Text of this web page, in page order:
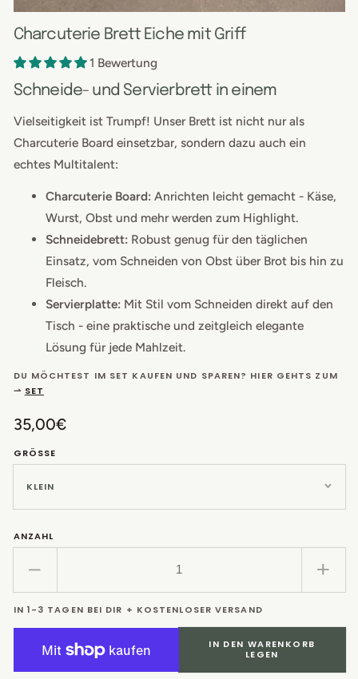
Charcuterie Brett Eiche mit Griff
1 Bewertung
Schneide- und Servierbrett in einem
Vielseitigkeit ist Trumpf! Unser Brett ist nicht nur als
Charcuterie Board einsetzbar, sondern dazu auch ein
echtes Multitalent:
Charcuterie Board:Anrichten leicht gemacht - Käse,
Wurst, Obst und mehr werden zum Highlight.
Schneidebrett:Robust genug für den täglichen
Einsatz, vom Schneiden von Obst über Brot bis hin zu
Fleisch.
Servierplatte:Mit Stil vom Schneiden direkt auf den
Tisch - eine praktische und zeitgleich elegante
Lösung für jede Mahlzeit.
DU MÖCHTEST IM SET KAUFEN UND SPAREN? HIER GEHTS ZUM
⇀ SET
Normaler
Preis
35,00€
GRÖSSE
ANZAHL
die
Menge
für
Charcuterie
Brett
die
für
Brett
IN 1-3 TAGEN BEI DIR + KOSTENLOSER VERSAND
IN DEN WARENKORB
LEGEN